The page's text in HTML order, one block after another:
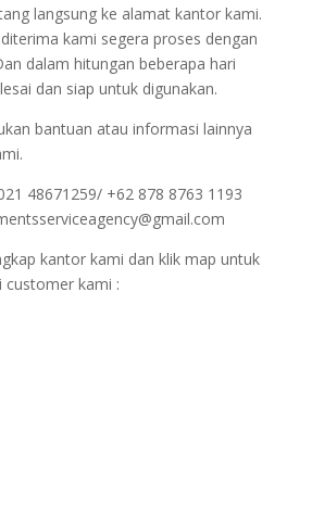
langsung ke alamat kantor kami.
kami segera proses dengan
dalam hitungan beberapa hari
dan siap untuk digunakan.
bantuan atau informasi lainnya
48671259/ +62 878 8763 1193
kantor kami dan klik map untuk
kami :